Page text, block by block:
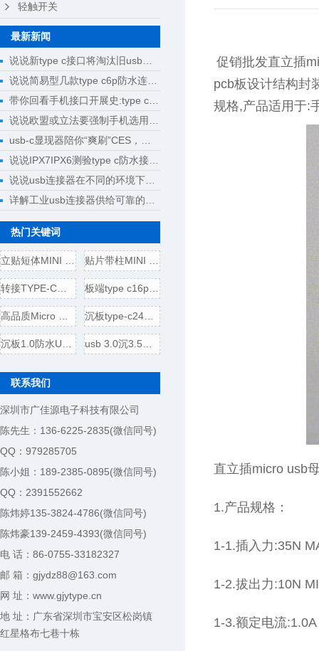
轻触开关
最新新闻
说说新type c接口将淘汰旧usb接口成为回忆
说说简易型几款type c6p防水连接器母座规格尺寸
带你回看手机接口开展史:type c将完成大一统
说说欧盟或立法要强制手机选用type c接口
usb-c显现器陪你“爽刷”CES，明晰解锁新科技
说说IPX7IPX6测验type c防水接口测验计划
说说usb连接器在不同的环境下运用
详解工业usb连接器供给可靠的操作
热门关键词
立贴短体MINI USB 5P母座,带 贴片带柱MINI USB 5P公头/插
转接TYPE-C母头转USB3.0插头 板端type c16p母座,电源引脚
高品质Micro USB 5P B型口母座 沉板type-c24p母座,usb 3.1连接
沉板1.0防水USB 3.1 TYPE-C24 usb 3.0沉3.5壳四脚全贴,直边
联系我们
深圳市广佳源电子科技有限公司
陈先生：136-6225-2835(微信同号)
QQ：979285705
陈小姐：189-2385-0895(微信同号)
QQ：2391552662
陈炜婷135-3824-4786(微信同号)
陈炜豪139-2459-4393(微信同号)
电 话：86-0755-33182327
邮 箱：gjydz88@163.com
网 址：www.gjytype.cn
地 址：广东省深圳市宝安区松岗镇
红星格布七巷十栋
促销批发直立插
pcb板设计结构封
规格,产品适用于:
直立插micro usb
1.产品规格：
1-1.插入力:35N
1-2.拔出力:10N
1-3.额定电流:1.0A